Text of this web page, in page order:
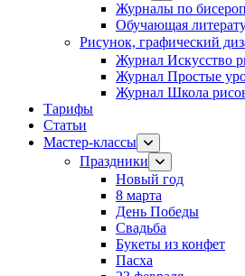
Журналы по
Обучающая
Рисунок, графический
Журнал Искусство
Журнал Простые
Журнал Школа
Тарифы
Статьи
Мастер-классы
Праздники
Новый год
8 марта
День Победы
Свадьба
Букеты из конфет
Пасха